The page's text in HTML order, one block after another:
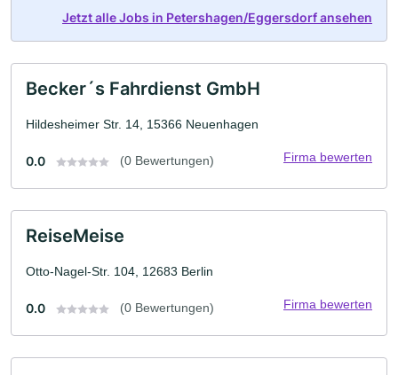
Jetzt alle Jobs in Petershagen/Eggersdorf ansehen
Becker´s Fahrdienst GmbH
Hildesheimer Str. 14, 15366 Neuenhagen
0.0 (0 Bewertungen) Firma bewerten
ReiseMeise
Otto-Nagel-Str. 104, 12683 Berlin
0.0 (0 Bewertungen) Firma bewerten